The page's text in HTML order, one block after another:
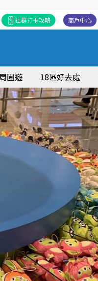
商戶中心
社群打卡攻略
圍遊 18區好去處